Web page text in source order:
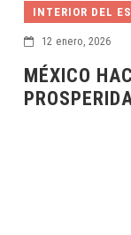
INTERIOR DEL
12 enero, 2026
MÉXICO